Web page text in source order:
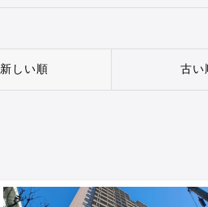
新しい順 古い